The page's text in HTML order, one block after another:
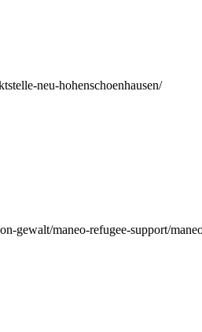
neu-hohenschoenhausen/
gewalt/maneo-refugee-support/